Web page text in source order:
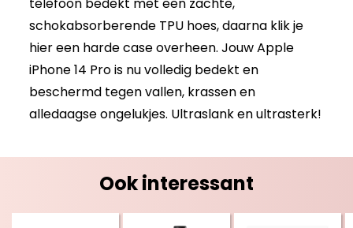
schokabsorberende TPU hoes, daarna klik je
hier een harde case overheen. Jouw Apple
iPhone 14 Pro is nu volledig bedekt en
beschermd tegen vallen, krassen en
alledaagse ongelukjes. Ultraslank en ultrasterk!
Ook interessant